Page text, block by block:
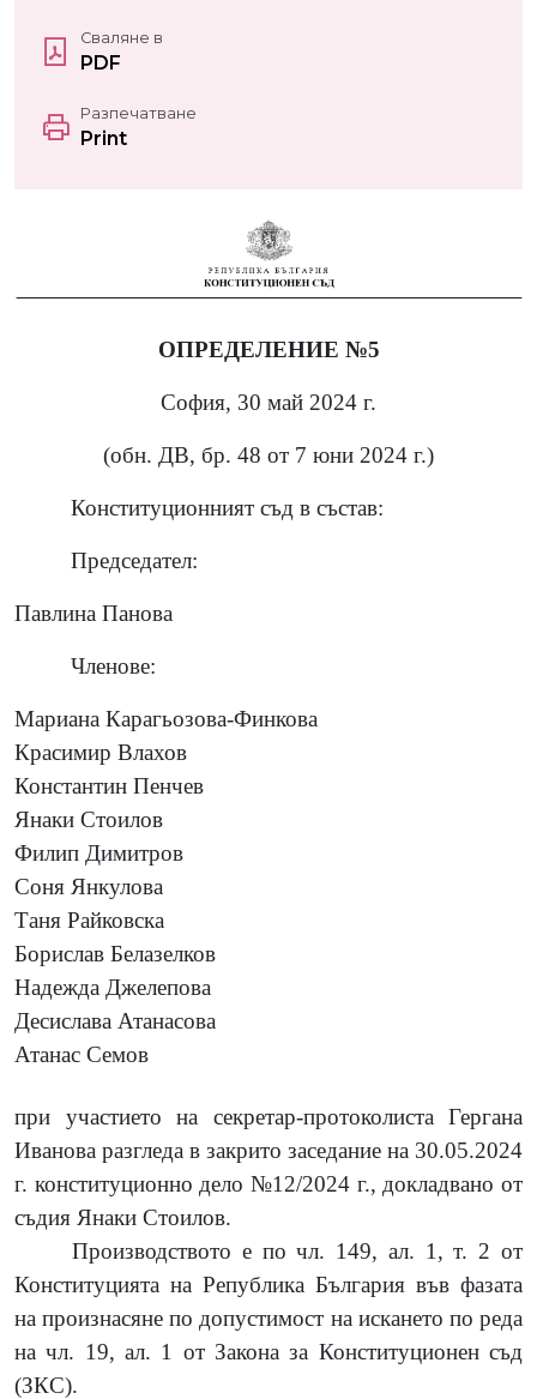
Сваляне в
PDF
Разпечатване
Print
ОПРЕДЕЛЕНИЕ №5
София, 30 май 2024 г.
(обн. ДВ, бр. 48 от 7 юни 2024 г.)
Конституционният съд в състав:
Председател:
Павлина Панова
Членове:
Мариана Карагьозова-Финкова
Красимир Влахов
Константин Пенчев
Янаки Стоилов
Филип Димитров
Соня Янкулова
Таня Райковска
Борислав Белазелков
Надежда Джелепова
Десислава Атанасова
Атанас Семов
при участието на секретар-протоколиста Гергана
Иванова разгледа в закрито заседание на 30.05.2024
г. конституционно дело №12/2024 г., докладвано от
съдия Янаки Стоилов.
Производството е по чл. 149, ал. 1, т. 2 от
Конституцията на Република България във фазата
на произнасяне по допустимост на искането по реда
на чл. 19, ал. 1 от Закона за Конституционен съд
(ЗКС).